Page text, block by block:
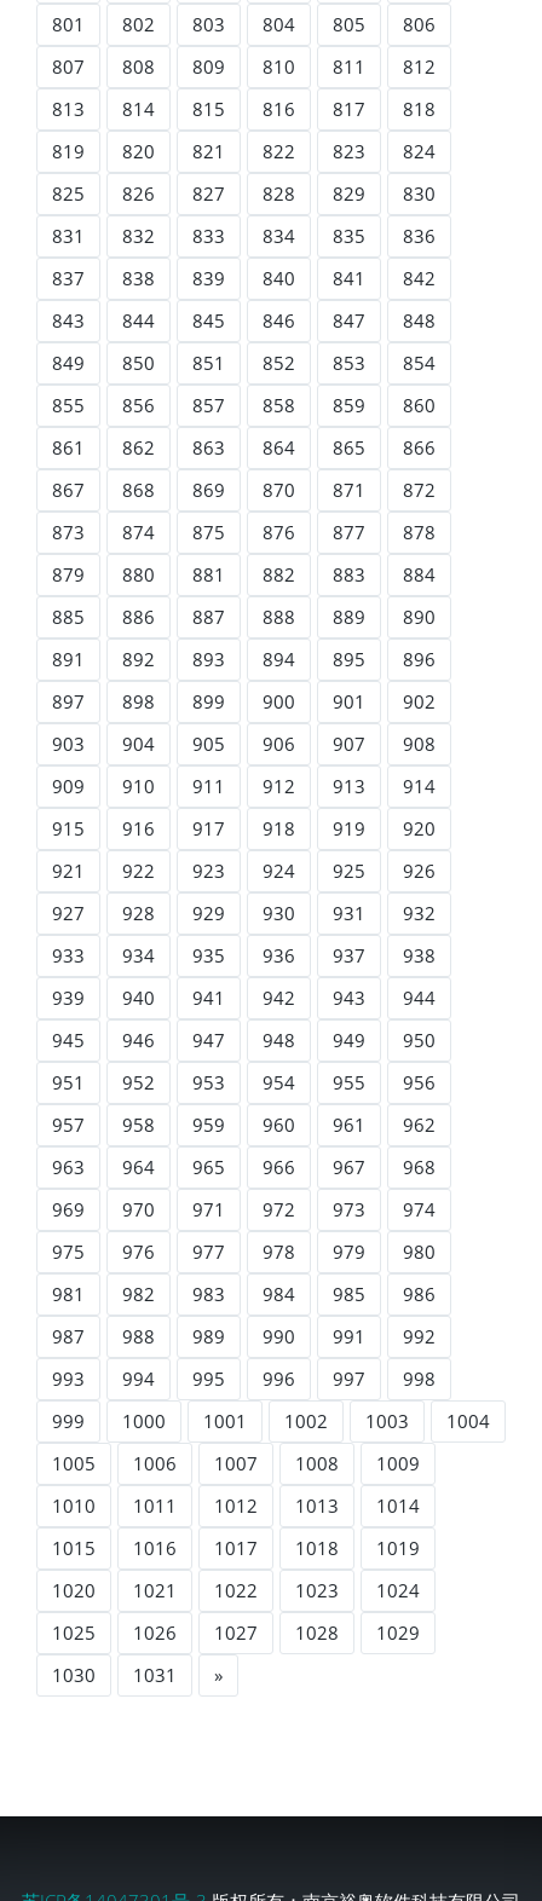
801
802 803 804 805
806
807
808 809 810 811
812
813
814 815 816 817
818
819
820 821 822 823
824
825
826 827 828 829
830
831
832 833 834 835
836
837
838 839 840 841
842
843
844 845 846 847
848
849
850 851 852 853
854
855
856 857 858 859
860
861
862 863 864 865
866
867
868 869 870 871
872
873
874 875 876 877
878
879
880 881 882 883
884
885
886 887 888 889
890
891
892 893 894 895
896
897
898 899 900 901
902
903
904 905 906 907
908
909
910 911 912 913
914
915
916 917 918 919
920
921
922 923 924 925
926
927
928 929 930 931
932
933
934 935 936 937
938
939
940 941 942 943
944
945
946 947 948 949
950
951
952 953 954 955
956
957
958 959 960 961
962
963
964 965 966 967
968
969
970 971 972 973
974
975
976 977 978 979
980
981
982 983 984 985
986
987
988 989 990 991
992
993
994 995 996 997
998
999
1000 1001 1002 1003
1004
1005
1006 1007 1008
1009
1010
1011 1012 1013
1014
1015
1016 1017 1018
1019
1020
1021 1022 1023
1024
1025
1026 1027 1028
1029
1030
1031 »